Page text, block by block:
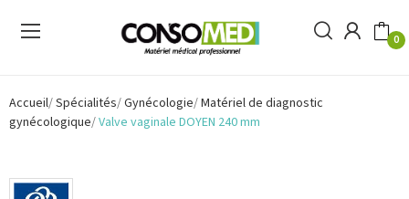
0
Accueil Spécialités Gynécologie Matériel de diagnostic
gynécologique Valve vaginale DOYEN 240 mm